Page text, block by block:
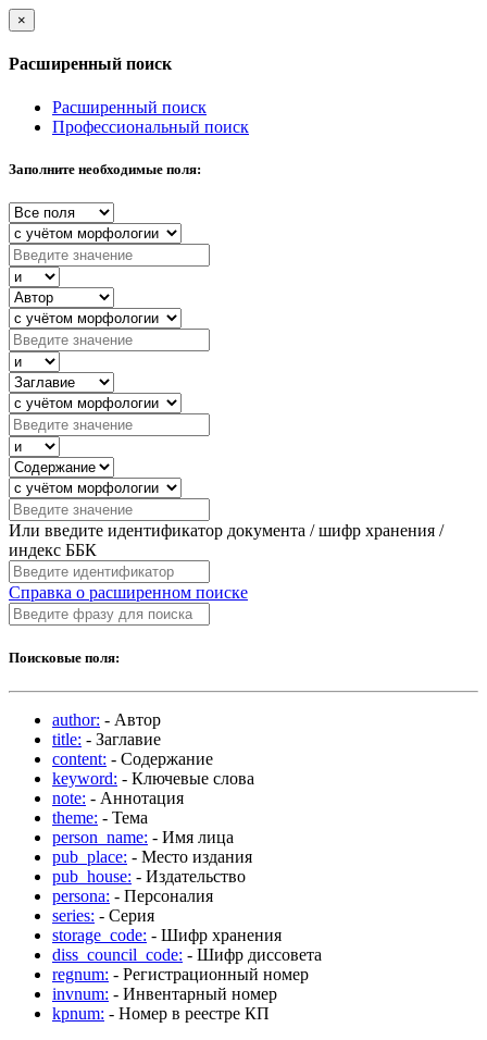
×
Расширенный поиск
Расширенный поиск
Профессиональный поиск
Заполните необходимые поля:
Или введите идентификатор документа / шифр хранения /
индекс ББК
Справка о расширенном поиске
Поисковые поля:
author: - Автор
title: - Заглавие
content: - Содержание
keyword: - Ключевые слова
note: - Аннотация
theme: - Тема
person_name: - Имя лица
pub_place: - Место издания
pub_house: - Издательство
persona: - Персоналия
series: - Серия
storage_code: - Шифр хранения
diss_council_code: - Шифр диссовета
regnum: - Регистрационный номер
invnum: - Инвентарный номер
kpnum: - Номер в реестре КП